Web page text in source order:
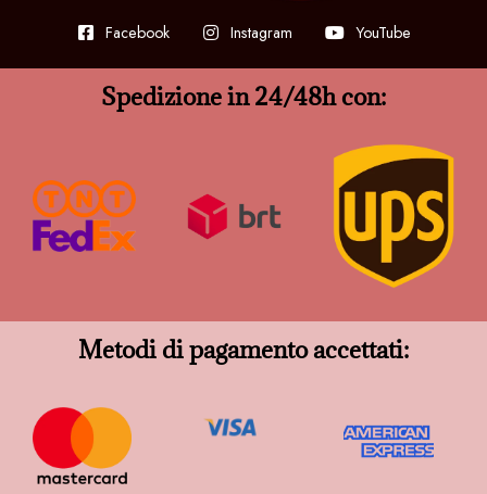
Facebook Instagram YouTube
Spedizione in 24/48h con:
Metodi di pagamento accettati: